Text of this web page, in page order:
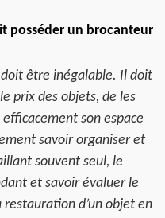
posséder un brocanteur
être inégalable. Il doit
prix des objets, de les
son espace
savoir organiser et
souvent seul, le
et savoir évaluer le
d’un objet en